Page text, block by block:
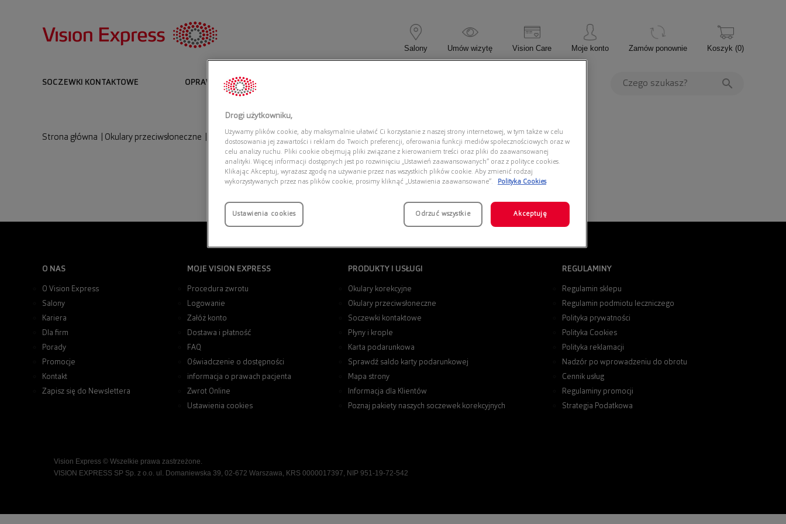
Salony Umów wizytę Vision Care Moje konto Zamów ponownie Koszyk (0)
SOCZEWKI KONTAKTOWE OPRAWKI I OKULARY KOREKCYJNE
Strona główna Okulary przeciwsłoneczne NATIVE 0XD9048 904805
O NAS
O Vision Express
Salony
Kariera
Dla firm
Porady
Promocje
Kontakt
Zapisz się do Newslettera
MOJE VISION EXPRESS
Procedura zwrotu
Logowanie
Załóż konto
Dostawa i płatność
FAQ
Oświadczenie o dostępności
informacja o prawach pacjenta
Zwrot Online
Ustawienia cookies
PRODUKTY I USŁUGI
Okulary korekcyjne
Okulary przeciwsłoneczne
Soczewki kontaktowe
Płyny i krople
Karta podarunkowa
Sprawdź saldo karty podarunkowej
Mapa strony
Informacja dla Klientów
Poznaj pakiety naszych soczewek korekcyjnych
REGULAMINY
Regulamin sklepu
Regulamin podmiotu leczniczego
Polityka prywatności
Polityka Cookies
Polityka reklamacji
Nadzór po wprowadzeniu do obrotu
Cennik usług
Regulaminy promocji
Strategia Podatkowa
Vision Express © Wszelkie prawa zastrzeżone.
VISION EXPRESS SP Sp. z o.o. ul. Domaniewska 39, 02-672 Warszawa, KRS 0000017397, NIP 951-19-72-542
Drogi użytkowniku,
Używamy plików cookie, aby maksymalnie ułatwić Ci korzystanie z naszej strony internetowej, w tym także w celu
dostosowania jej zawartości i reklam do Twoich preferencji, oferowania funkcji mediów społecznościowych oraz w
celu analizy ruchu. Pliki cookie obejmują pliki związane z kierowaniem treści oraz pliki do zaawansowanej
analityki. Więcej informacji dostępnych jest po rozwinięciu „Ustawień zaawansowanych” oraz z polityce cookies.
Klikając Akceptuj, wyrażasz zgodę na używanie przez nas wszystkich plików cookie. Aby zmienić rodzaj
wykorzystywanych przez nas plików cookie, prosimy kliknąć „Ustawienia zaawansowane”.
Polityka Cookies
Ustawienia cookies Odrzuć wszystkie Akceptuję